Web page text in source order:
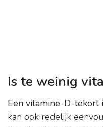
Is te weinig
Een vitamine-D-tekort
kan ook redelijk